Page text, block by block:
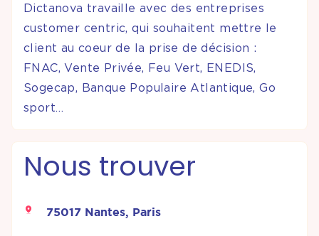
Dictanova travaille avec des entreprises
customer centric, qui souhaitent mettre le
client au coeur de la prise de décision :
FNAC, Vente Privée, Feu Vert, ENEDIS,
Sogecap, Banque Populaire Atlantique, Go
sport…
Nous trouver
75017 Nantes, Paris